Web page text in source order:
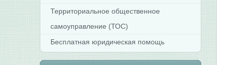
Территориальное общественное
самоуправление (ТОС)
Бесплатная юридическая помощь